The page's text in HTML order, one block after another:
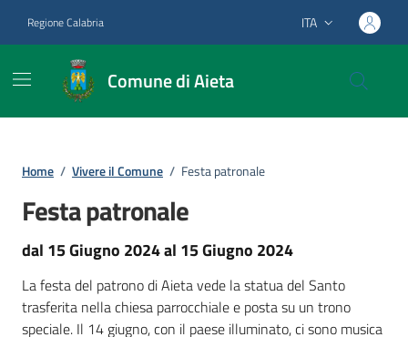
Regione Calabria Lingua attiva:
ITA
Comune di Aieta
Home / Vivere il Comune / Festa patronale
Festa patronale
dal 15 Giugno 2024 al 15 Giugno 2024
La festa del patrono di Aieta vede la statua del Santo
trasferita nella chiesa parrocchiale e posta su un trono
speciale. Il 14 giugno, con il paese illuminato, ci sono musica